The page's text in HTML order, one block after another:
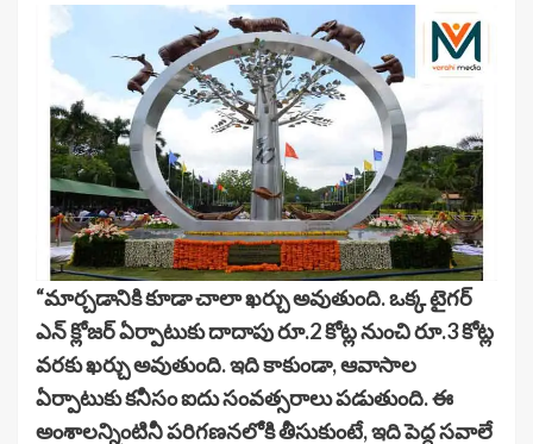
“మార్చడానికి కూడా చాలా ఖర్చు అవుతుంది. ఒక్క టైగర్
ఎన్ క్లోజర్ ఏర్పాటుకు దాదాపు రూ.2 కోట్ల నుంచి రూ.3 కోట్ల
వరకు ఖర్చు అవుతుంది. ఇది కాకుండా, ఆవాసాల
ఏర్పాటుకు కనీసం ఐదు సంవత్సరాలు పడుతుంది. ఈ
అంశాలన్నింటినీ పరిగణనలోకి తీసుకుంటే, ఇది పెద్ద సవాలే